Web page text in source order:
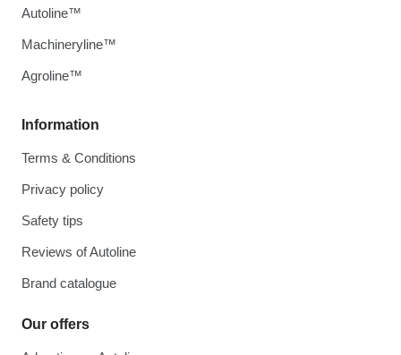
Information
Terms & Conditions
Privacy policy
Safety tips
Reviews of Autoline
Brand catalogue
Our offers
Autoline™
Machineryline™
Agroline™